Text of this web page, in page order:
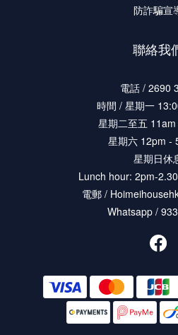
防詐騙宣
聯絡我
電話 / 2690
時間 / 星期一
星期二至五
星期六 12pm -
星期日休
Lunch hour: 2pm-
電郵 /
Whatsapp /